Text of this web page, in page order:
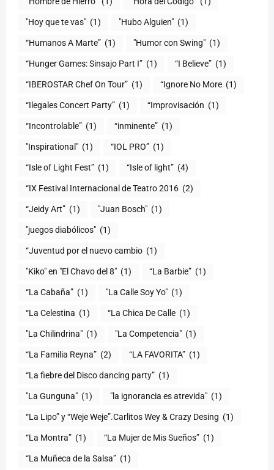
"Hoy que te vas" (1) "Hubo Alguien" (1)
“Humanos A Marte” (1) "Humor con Swing" (1)
(1) “I Believe” (1)
“IBEROSTAR Chef On Tour” (1) “Ignore No More (1)
“Ilegales Concert Party” (1) “Improvisación (1)
“Incontrolable” (1) “inminente” (1)
"Inspirational" (1) “IOL PRO” (1)
“Isle of Light Fest” (1) “Isle of light” (4)
“IX Festival Internacional de Teatro 2016 (2)
“Jeidy Art” (1) "Juan Bosch" (1)
"juegos diabólicos" (1)
“Juventud por el nuevo cambio (1)
"Kiko" en "El Chavo del 8" (1) “La Barbie” (1)
“La Cabaña” (1) "La Calle Soy Yo" (1)
“La Celestina (1) “La Chica De Calle (1)
"La Chilindrina" (1) "La Competencia" (1)
“La Familia Reyna” (2) “LA FAVORITA” (1)
“La fiebre del Disco dancing party” (1)
(1) "la ignorancia es atrevida" (1)
“La Lipo” y “Weje Weje”.Carlitos Wey & Crazy Desing (1)
“La Montra” (1) “La Mujer de Mis Sueños” (1)
“La Muñeca de la Salsa” (1)